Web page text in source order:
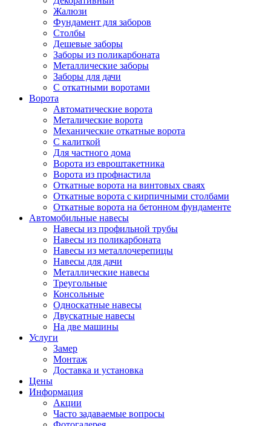
Жалюзи
Фундамент для заборов
Столбы
Дешевые заборы
Заборы из поликарбоната
Металлические заборы
Заборы для дачи
С откатными воротами
Ворота
Автоматические ворота
Металические ворота
Механические откатные ворота
С калиткой
Для частного дома
Ворота из евроштакетника
Ворота из профнастила
Откатные ворота на винтовых сваях
Откатные ворота с кирпичными столбами
Откатные ворота на бетонном фундаменте
Автомобильные навесы
Навесы из профильной трубы
Навесы из поликарбоната
Навесы из металлочерепицы
Навесы для дачи
Металлические навесы
Треугольные
Консольные
Односкатные навесы
Двускатные навесы
На две машины
Услуги
Замер
Монтаж
Доставка и установка
Цены
Информация
Акции
Часто задаваемые вопросы